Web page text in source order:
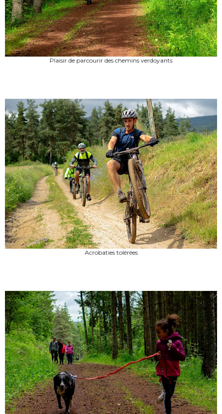
Plaisir de parcourir des chemins verdoyants
Acrobaties tolérées